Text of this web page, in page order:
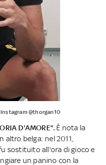
Instagram @thorgan10
D'AMORE". È nota la
altro belga: nel 2011,
sostituito all'ora di gioco e
un panino con la